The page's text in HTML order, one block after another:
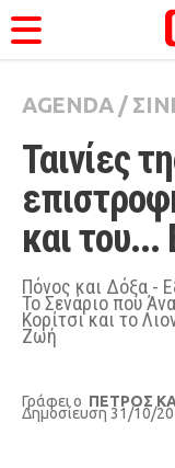
ΚΑΤΗΓΟΡΊΕΣ
Ειδήσεις
Θέματα
Videos
Podcasts
Viral
City Guide
AGENDA/
Ταινίες
και του...
Πόνος και Δόξα -
Το Σενάριο που
Κορίτσι και το
Ζωή
Γράφει ο ΠΕΤΡΟΣ
Δημοσίευση 31/10/